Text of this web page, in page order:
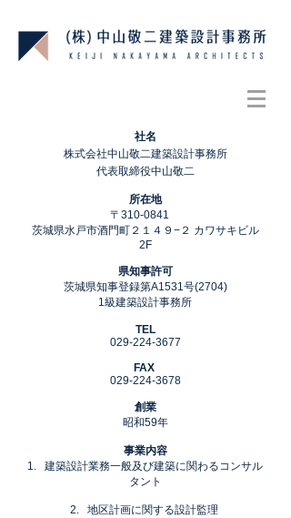
社名
株式会社中山敬二建築設計事務所
代表取締役中山敬二
所在地
〒310-0841
茨城県水戸市酒門町２１４９−２ カワサキビル
2F
県知事許可
茨城県知事登録第A1531号(2704)
1級建築設計事務所
TEL
029-224-3677
FAX
029-224-3678
創業
昭和59年
事業内容
1. 建築設計業務一般及び建築に関わるコンサル
タント
2. 地区計画に関する設計監理